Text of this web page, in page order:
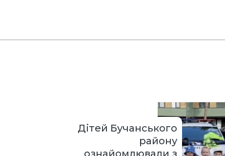
Дітей Бучанського
району
ознайомлювали з